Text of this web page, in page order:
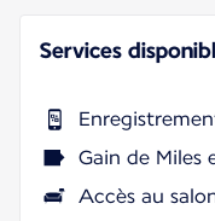
Services
Gain de Miles
Accès au